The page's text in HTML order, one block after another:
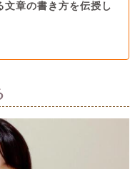
文章の書き方を伝授し